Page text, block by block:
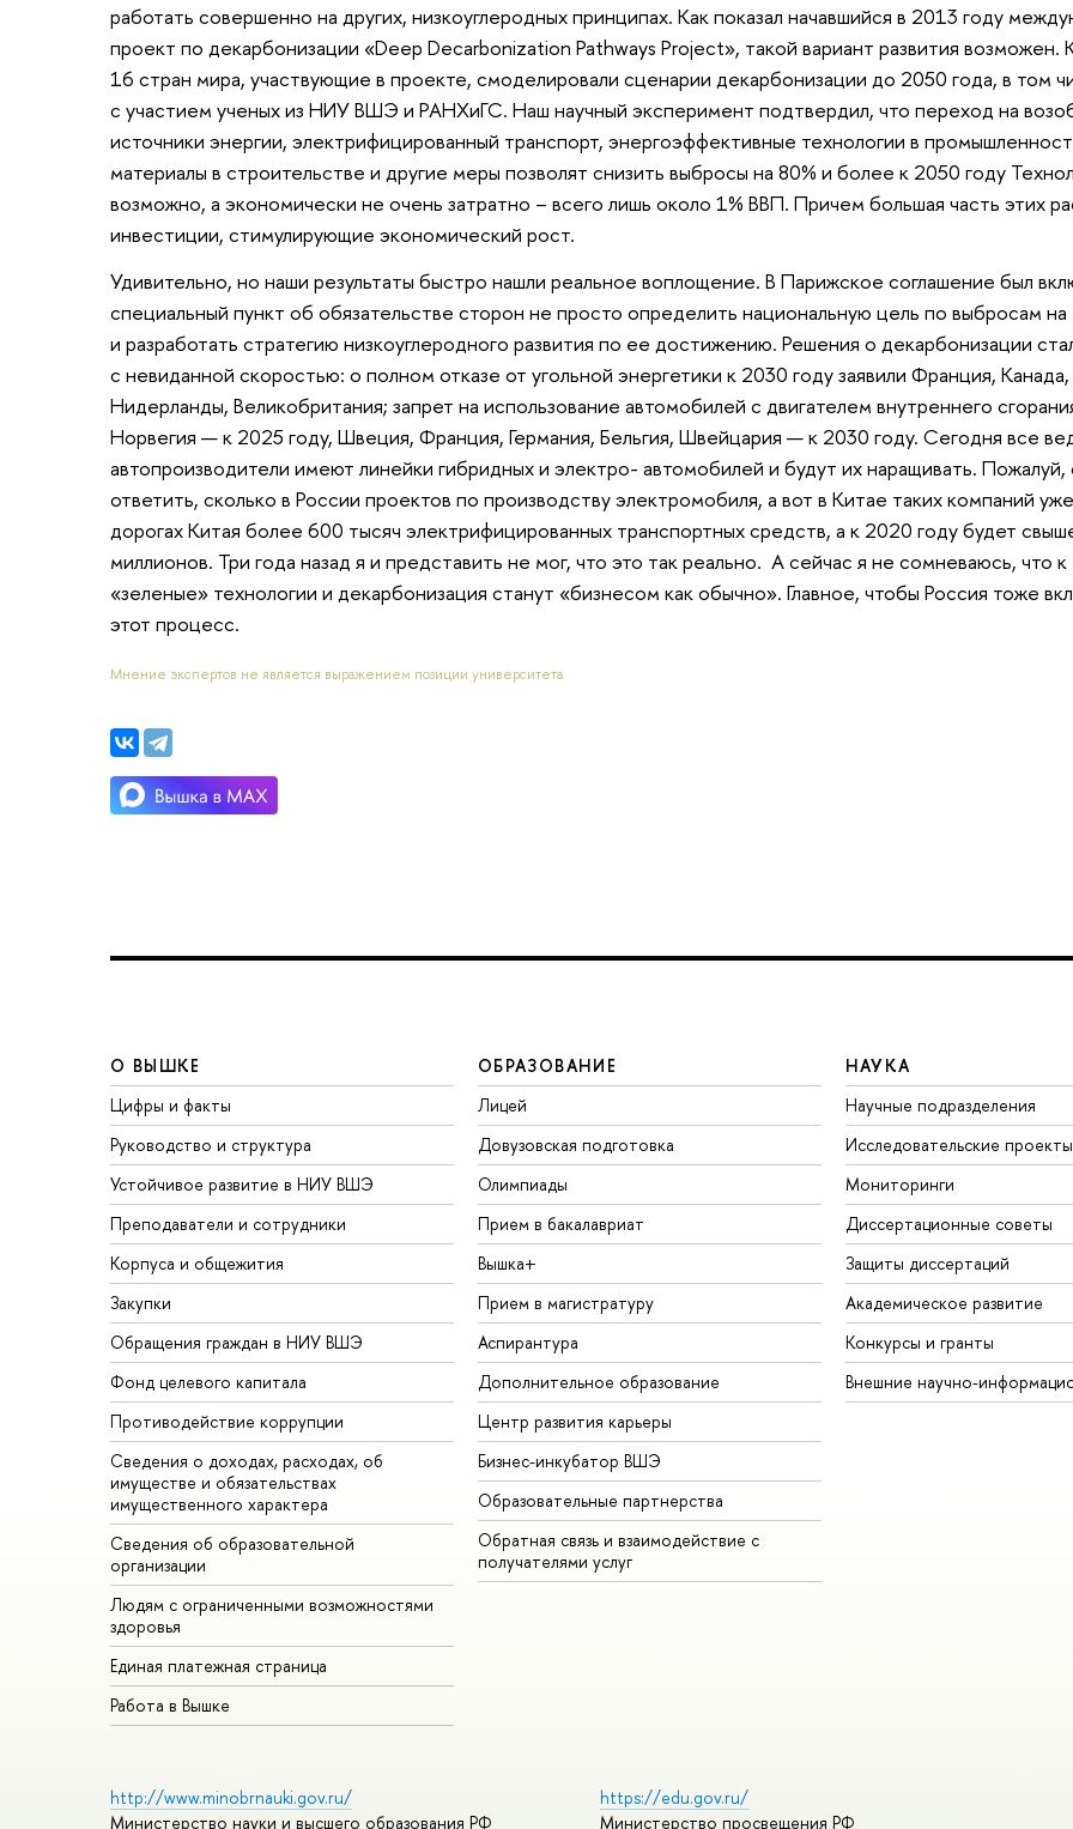
работать совершенно на других, низкоуглеродных принципах. Как показал начавшийся в 2013 году
проект по декарбонизации «Deep Decarbonization Pathways Project», такой вариант развития возможен.
16 стран мира, участвующие в проекте, смоделировали сценарии декарбонизации до 2050 года, в том
с участием ученых из НИУ ВШЭ и РАНХиГС. Наш научный эксперимент подтвердил, что переход на
источники энергии, электрифицированный транспорт, энергоэффективные технологии в
материалы в строительстве и другие меры позволят снизить выбросы на 80% и более к 2050 году
возможно, а экономически не очень затратно – всего лишь около 1% ВВП. Причем большая часть этих
инвестиции, стимулирующие экономический рост.
Удивительно, но наши результаты быстро нашли реальное воплощение. В Парижское соглашение был
специальный пункт об обязательстве сторон не просто определить национальную цель по выбросам
и разработать стратегию низкоуглеродного развития по ее достижению. Решения о декарбонизации
с невиданной скоростью: о полном отказе от угольной энергетики к 2030 году заявили Франция,
Нидерланды, Великобритания; запрет на использование автомобилей с двигателем внутреннего
Норвегия — к 2025 году, Швеция, Франция, Германия, Бельгия, Швейцария — к 2030 году. Сегодня все
автопроизводители имеют линейки гибридных и электро- автомобилей и будут их наращивать.
ответить, сколько в России проектов по производству электромобиля, а вот в Китае таких компаний
дорогах Китая более 600 тысяч электрифицированных транспортных средств, а к 2020 году будет
миллионов. Три года назад я и представить не мог, что это так реально. А сейчас я не сомневаюсь, что
«зеленые» технологии и декарбонизация станут «бизнесом как обычно». Главное, чтобы Россия тоже
этот процесс.
Мнение экспертов не является выражением позиции университета
О ВЫШКЕ
Цифры и факты
Руководство и структура
Устойчивое развитие в НИУ ВШЭ
Преподаватели и сотрудники
Корпуса и общежития
Закупки
Обращения граждан в НИУ ВШЭ
Фонд целевого капитала
Противодействие коррупции
Сведения о доходах, расходах, об
имуществе и обязательствах
имущественного характера
Сведения об образовательной
организации
Людям с ограниченными возможностями
здоровья
Единая платежная страница
Работа в Вышке
ОБРАЗОВАНИЕ
Лицей
Довузовская подготовка
Олимпиады
Прием в бакалавриат
Вышка+
Прием в магистратуру
Аспирантура
Дополнительное образование
Центр развития карьеры
Бизнес-инкубатор ВШЭ
Образовательные партнерства
Обратная связь и взаимодействие с
получателями услуг
НАУКА
Научные подразделения
Исследовательские проекты
Мониторинги
Диссертационные советы
Защиты диссертаций
Академическое развитие
Конкурсы и гранты
Внешние научно-
http://www.minobrnauki.gov.ru/
Министерство науки и высшего образования РФ
https://edu.gov.ru/
Министерство просвещения РФ